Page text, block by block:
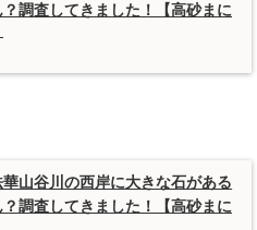
調査してきました！【高砂まに
華山谷川の西岸に大きな石がある
調査してきました！【高砂まに